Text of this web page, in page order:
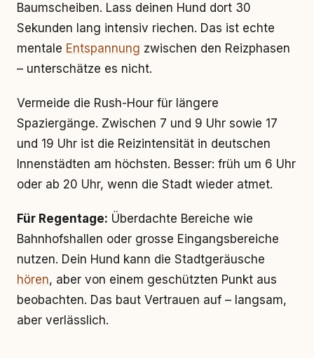
Baumscheiben. Lass deinen Hund dort 30
Sekunden lang intensiv riechen. Das ist echte
mentale Entspannung zwischen den Reizphasen
– unterschätze es nicht.
Vermeide die Rush-Hour für längere
Spaziergänge. Zwischen 7 und 9 Uhr sowie 17
und 19 Uhr ist die Reizintensität in deutschen
Innenstädten am höchsten. Besser: früh um 6 Uhr
oder ab 20 Uhr, wenn die Stadt wieder atmet.
Für Regentage: Überdachte Bereiche wie
Bahnhofshallen oder grosse Eingangsbereiche
nutzen. Dein Hund kann die Stadtgeräusche
hören, aber von einem geschützten Punkt aus
beobachten. Das baut Vertrauen auf – langsam,
aber verlässlich.